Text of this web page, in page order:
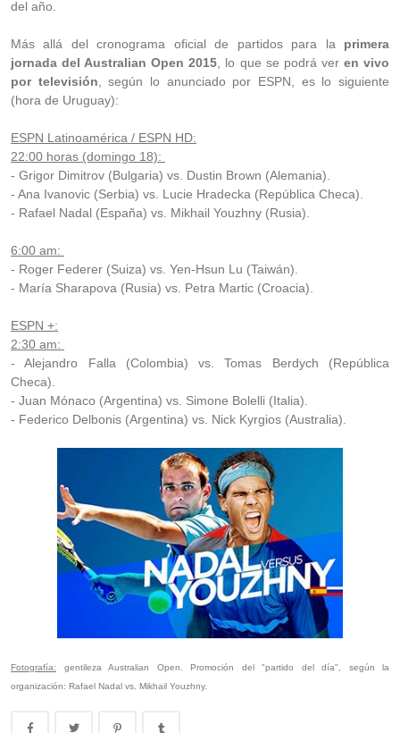
del año.
Más allá del cronograma oficial de partidos para la primera
jornada del Australian Open 2015 , lo que se podrá ver en vivo
por televisión , según lo anunciado por ESPN, es lo siguiente
(hora de Uruguay):
ESPN Latinoamérica / ESPN HD:
22:00 horas (domingo 18):
- Grigor Dimitrov (Bulgaria) vs. Dustin Brown (Alemania).
- Ana Ivanovic (Serbia) vs. Lucie Hradecka (República Checa).
- Rafael Nadal (España) vs. Mikhail Youzhny (Rusia).
6:00 am:
- Roger Federer (Suiza) vs. Yen-Hsun Lu (Taiwán).
- María Sharapova (Rusia) vs. Petra Martic (Croacia).
ESPN +:
2:30 am:
- Alejandro Falla (Colombia) vs. Tomas Berdych (República
Checa).
- Juan Mónaco (Argentina) vs. Simone Bolelli (Italia).
- Federico Delbonis (Argentina) vs. Nick Kyrgios (Australia).
Fotografía: gentileza Australian Open. Promoción del "partido del día", según la
organización: Rafael Nadal vs. Mikhail Youzhny.